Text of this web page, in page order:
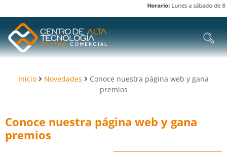
Horario:Lunes a sábado de 8
Inicio Novedades
Conoce nuestra página web y gana
premios
Conoce nuestra página web y gana
premios